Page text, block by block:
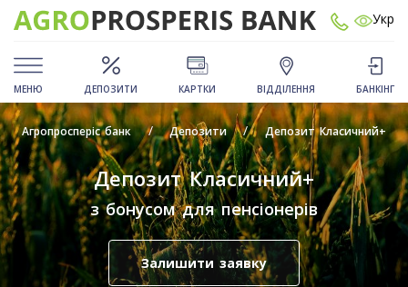
Укр
МЕНЮ ДЕПОЗИТИ КАРТКИ ВІДДІЛЕННЯ БАНКІНГ
Агропросперіс банк Депозити Депозит Класичний+
Депозит Класичний+
з бонусом для пенсіонерів
Залишити заявку